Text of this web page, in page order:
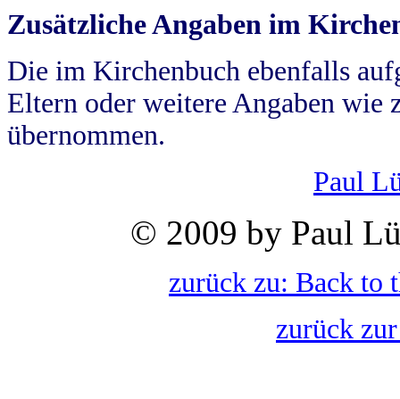
Zusätzliche Angaben im
Die im Kirchenbuch ebenfalls
Eltern oder weitere Angaben wie
übernommen.
Paul
© 2009 by Paul
zurück zu: Back to
zurück